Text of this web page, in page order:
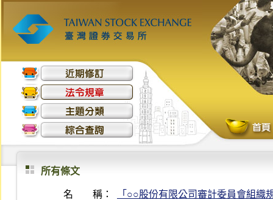
所有條文
名 稱：
「○○股份有限公司審計委員會組織